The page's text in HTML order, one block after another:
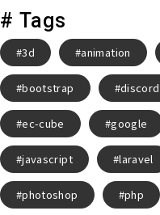
# Tags
3d animation
bootstrap discord
ec-cube google
javascript laravel
photoshop php